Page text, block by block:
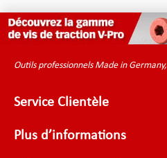
Outils professionnels Made in
Service Clientèle
Plus d’informations